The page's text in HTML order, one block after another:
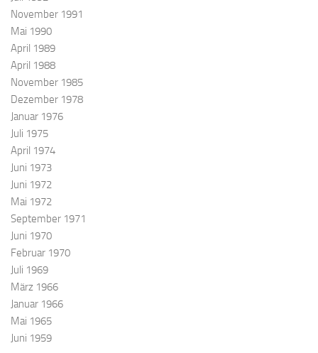
November 1991
Mai 1990
April 1989
April 1988
November 1985
Dezember 1978
Januar 1976
Juli 1975
April 1974
Juni 1973
Juni 1972
Mai 1972
September 1971
Juni 1970
Februar 1970
Juli 1969
März 1966
Januar 1966
Mai 1965
Juni 1959